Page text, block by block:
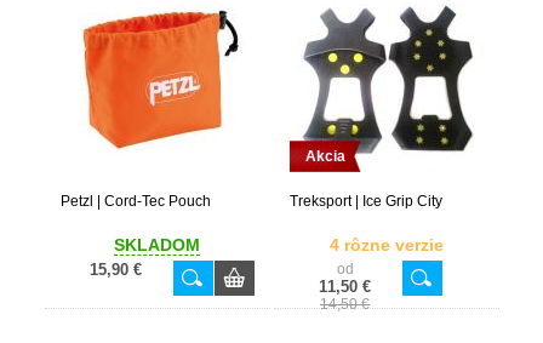
Petzl | Cord-Tec Pouch
SKLADOM
15,90 €
Akcia
Treksport | Ice Grip City
4 rôzne verzie
od
11,50 €
14,50 €